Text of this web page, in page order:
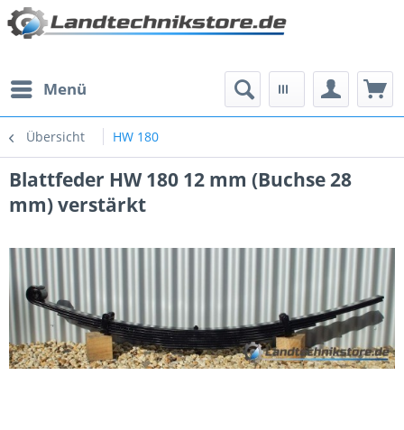
Menü
Übersicht HW 180
Blattfeder HW 180 12 mm (Buchse 28
mm) verstärkt